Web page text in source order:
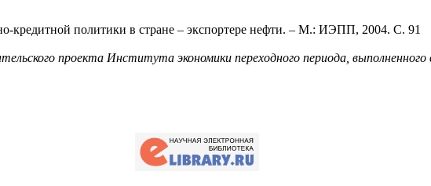
политики в стране – экспортере нефти. – М.: ИЭПП, 2004. С. 91
проекта Института экономики переходного периода,